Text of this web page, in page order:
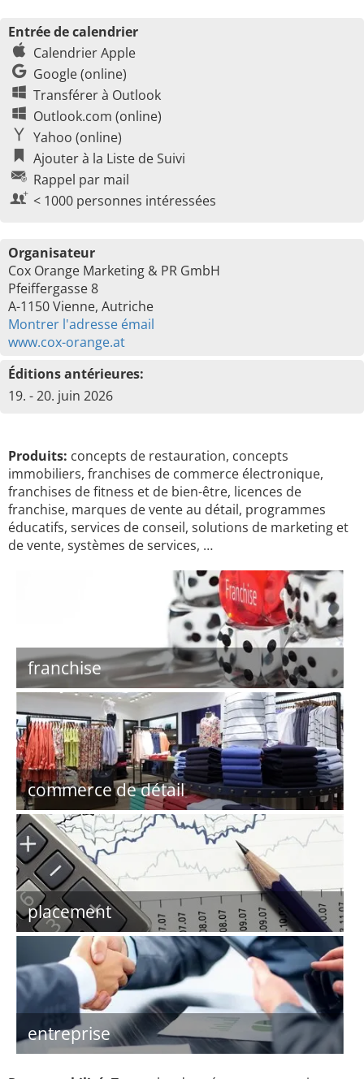
Entrée de calendrier
Calendrier Apple
Google (online)
Transférer à Outlook
Outlook.com (online)
Yahoo (online)
Ajouter à la Liste de Suivi
Rappel par mail
< 1000 personnes intéressées
Organisateur
Cox Orange Marketing & PR GmbH
Pfeiffergasse 8
A-1150 Vienne, Autriche
Montrer l'adresse émail
www.cox-orange.at
Éditions antérieures:
19. - 20. juin 2026
Produits: concepts de restauration, concepts
immobiliers, franchises de commerce électronique,
franchises de fitness et de bien-être, licences de
franchise, marques de vente au détail, programmes
éducatifs, services de conseil, solutions de marketing et
de vente, systèmes de services, …
franchise
commerce de détail
placement
entreprise